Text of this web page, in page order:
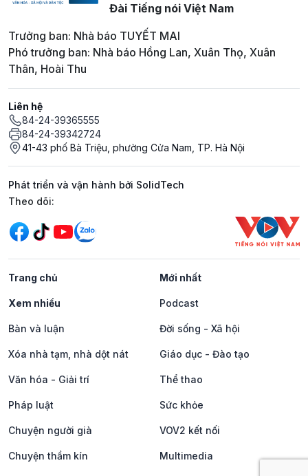
Đài Tiếng nói Việt Nam
Trưởng ban: Nhà báo TUYẾT MAI
Phó trưởng ban: Nhà báo Hồng Lan, Xuân Thọ, Xuân
Thân, Hoài Thu
Liên hệ
84-24-39365555
84-24-39342724
41-43 phố Bà Triệu, phường Cửa Nam, TP. Hà Nội
Phát triển và vận hành bởi SolidTech
Mạng xã hội
Theo dõi:
Trang chủ Mới nhất
Xem nhiều Podcast
Bàn và luận Đời sống - Xã hội
Xóa nhà tạm, nhà dột nát Giáo dục - Đào tạo
Văn hóa - Giải trí Thể thao
Pháp luật Sức khỏe
Chuyện người già VOV2 kết nối
Chuyện thầm kín Multimedia